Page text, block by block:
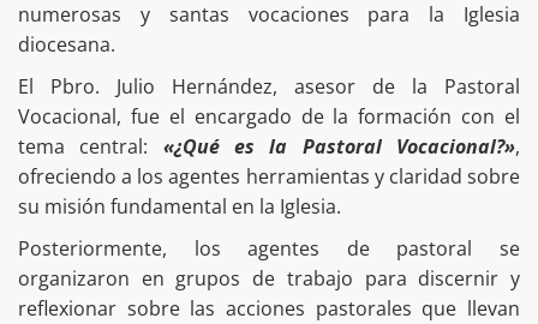
numerosas y santas vocaciones para la Iglesia
diocesana.
El Pbro. Julio Hernández, asesor de la Pastoral
Vocacional, fue el encargado de la formación con el
tema central: «¿Qué es la Pastoral Vocacional?»,
ofreciendo a los agentes herramientas y claridad sobre
su misión fundamental en la Iglesia.
Posteriormente, los agentes de pastoral se
organizaron en grupos de trabajo para discernir y
reflexionar sobre las acciones pastorales que llevan